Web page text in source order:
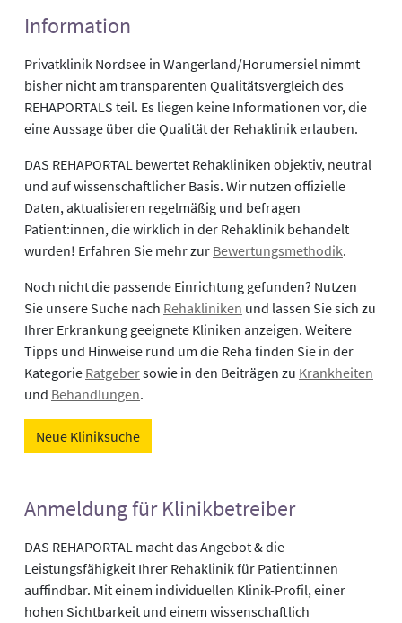
Information
Privatklinik Nordsee in Wangerland/Horumersiel nimmt
bisher nicht am transparenten Qualitätsvergleich des
REHAPORTALS teil. Es liegen keine Informationen vor, die
eine Aussage über die Qualität der Rehaklinik erlauben.
DAS REHAPORTAL bewertet Rehakliniken objektiv, neutral
und auf wissenschaftlicher Basis. Wir nutzen offizielle
Daten, aktualisieren regelmäßig und befragen
Patient:innen, die wirklich in der Rehaklinik behandelt
wurden! Erfahren Sie mehr zur Bewertungsmethodik.
Noch nicht die passende Einrichtung gefunden? Nutzen
Sie unsere Suche nach Rehakliniken und lassen Sie sich zu
Ihrer Erkrankung geeignete Kliniken anzeigen. Weitere
Tipps und Hinweise rund um die Reha finden Sie in der
Kategorie Ratgebersowie in den Beiträgen zu Krankheiten
und Behandlungen.
Neue Kliniksuche
Anmeldung für Klinikbetreiber
DAS REHAPORTAL macht das Angebot & die
Leistungsfähigkeit Ihrer Rehaklinik für Patient:innen
auffindbar. Mit einem individuellen Klinik-Profil, einer
hohen Sichtbarkeit und einem wissenschaftlich